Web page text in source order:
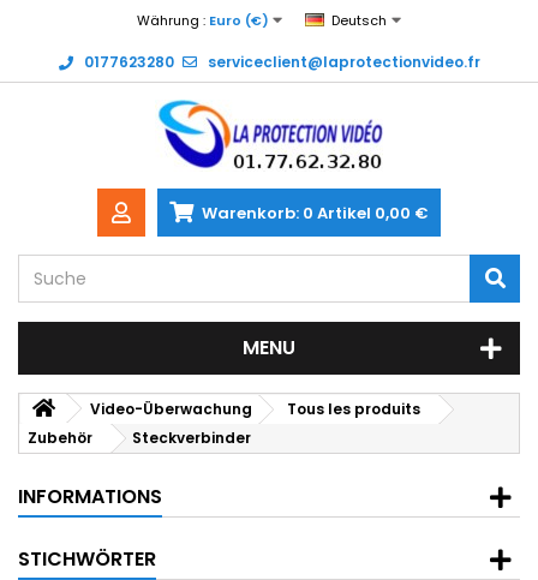
Währung : Euro (€) Deutsch
0177623280 serviceclient@laprotectionvideo.fr
Warenkorb: 0 Artikel 0,00 €
MENU
Video-Überwachung
Tous les produits
Zubehör
Steckverbinder
INFORMATIONS
STICHWÖRTER